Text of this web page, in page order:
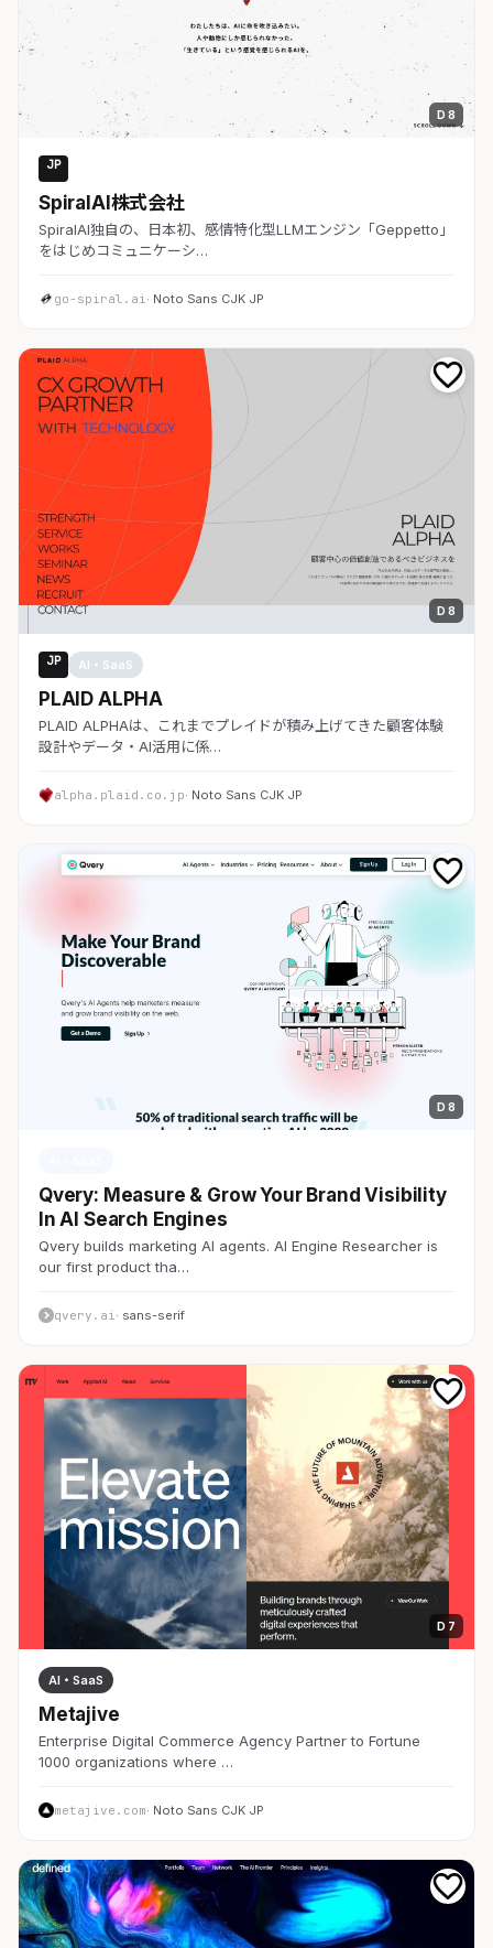
D 8
JP
SpiralAI株式会社
SpiralAI独自の、日本初、感情特化型LLMエンジン「Geppetto」
をはじめコミュニケーシ…
go-spiral.ai· Noto Sans CJK JP
D 8
JP AI・SaaS
PLAID ALPHA
PLAID ALPHAは、これまでプレイドが積み上げてきた顧客体験
設計やデータ・AI活用に係…
alpha.plaid.co.jp· Noto Sans CJK JP
D 8
Qvery: Measure & Grow Your Brand Visibility
In AI Search Engines
Qvery builds marketing AI agents. AI Engine Researcher is
our first product tha…
qvery.ai · sans-serif
D 7
AI・SaaS
Metajive
Enterprise Digital Commerce Agency Partner to Fortune
1000 organizations where …
metajive.com· Noto Sans CJK JP